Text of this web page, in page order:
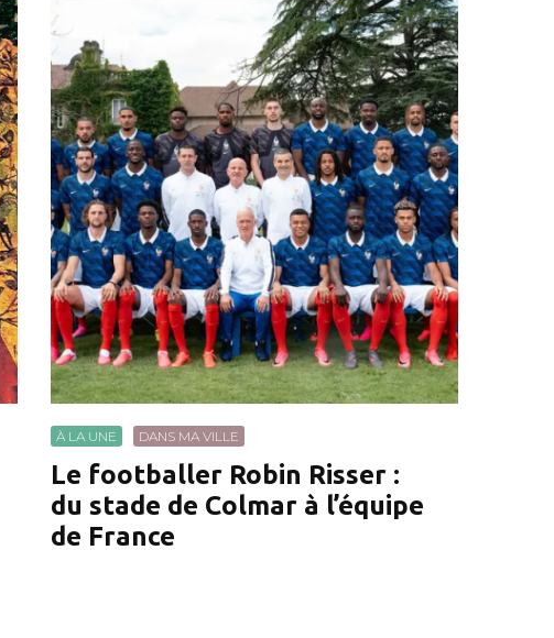
À LA UNE DANS MA VILLE
Le footballer Robin Risser :
du stade de Colmar à l’équipe
de France